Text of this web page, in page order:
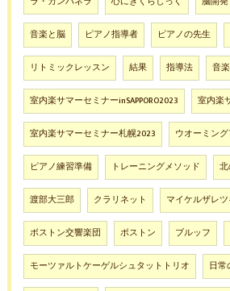
音楽と脳 ピアノ指導者 ピアノの先生
リトミックレッスン 結果 指導法 音
室内楽サマーセミナーinSAPPORO2023 室内楽
室内楽サマーセミナー札幌2023 ウオーミン
ピアノ練習準備 トレーニングメソッド
渡部大三郎 クラリネット マイケルザレ
ボストン交響楽団 ボストン ブルッフ
モーツァルトケーゲルシュタットトリオ 日常